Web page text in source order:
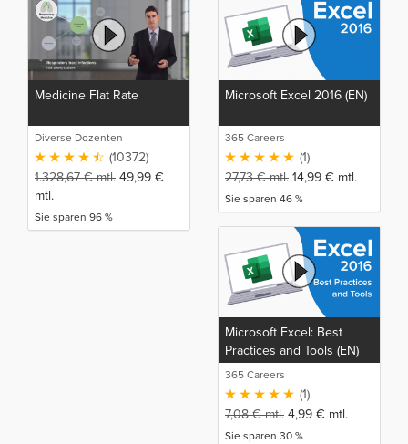
Medicine Flat Rate
Diverse Dozenten
(10372)
1.328,67€mtl. 49,99 €
mtl.
Sie sparen 96 %
Microsoft Excel 2016 (EN)
365 Careers
(1)
27,73€mtl. 14,99 € mtl.
Sie sparen 46 %
Microsoft Excel: Best
Practices and Tools (EN)
365 Careers
(1)
7,08€mtl. 4,99 € mtl.
Sie sparen 30 %